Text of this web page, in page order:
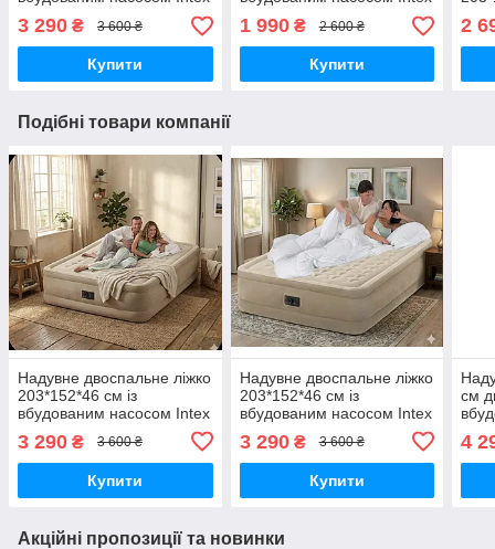
64428
3 290 ₴ 3 600 ₴
Купити
67766
1 990₴ 2 600 ₴
Купити
2
Подібні товари компанії
Надувне двоспальне ліжко
203*152*46 см із
вбудованим насосом Intex
3 290 ₴ 3 600 ₴
Купити
Надувне двоспальне ліжко
203*152*46 см із
вбудованим насосом Intex
3 290₴ 3 600 ₴
Купити
см
4
Акційні пропозиції та новинки